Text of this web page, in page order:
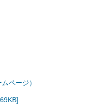
ページ）